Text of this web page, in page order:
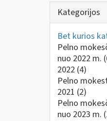
Kategorijos
Bet kurios
Pelno
nuo 2022 m.
2022 (4)
Pelno
2021 (2)
Pelno
nuo 2023 m.